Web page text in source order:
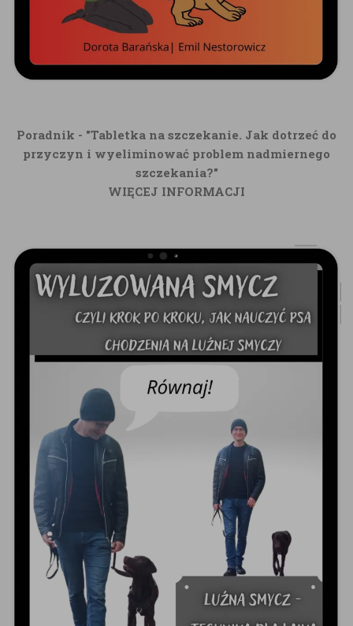
Poradnik - "Tabletka na szczekanie. Jak dotrzeć do
przyczyn i wyeliminować problem nadmiernego
szczekania?"
WIĘCEJ INFORMACJI